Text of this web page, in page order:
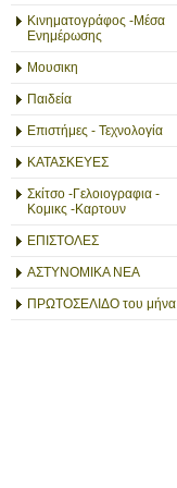
Κινηματογράφος -Μέσα
Ενημέρωσης
Μουσικη
Παιδεία
Επιστήμες - Τεχνολογία
ΚΑΤΑΣΚΕΥΕΣ
Σκίτσο -Γελοιογραφια -
Κομικς -Καρτουν
ΕΠΙΣΤΟΛΕΣ
ΑΣΤΥΝΟΜΙΚΑ ΝΕΑ
ΠΡΩΤΟΣΕΛΙΔΟ του μήνα